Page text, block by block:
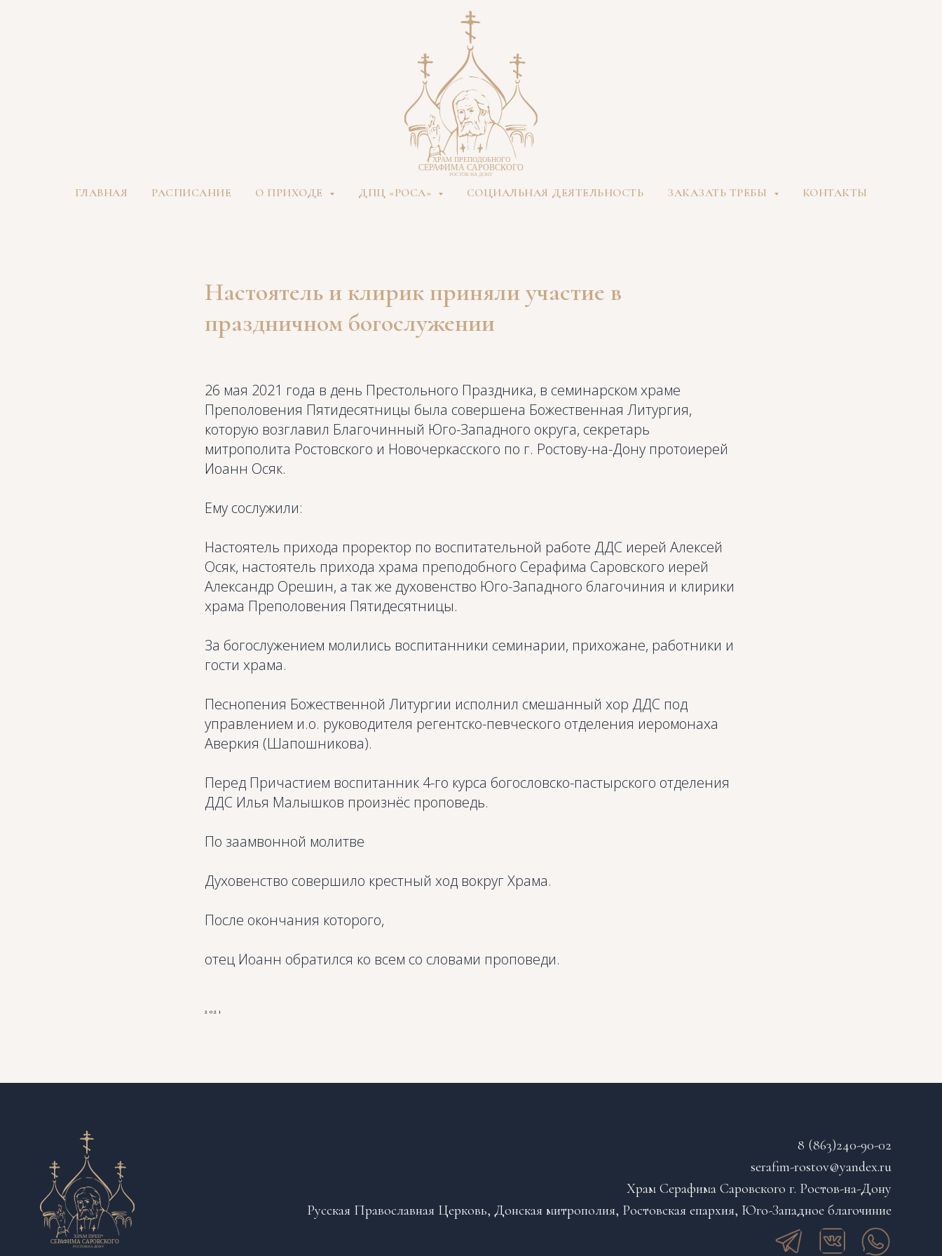
ГЛАВНАЯ РАСПИСАНИЕ О ПРИХОДЕ ДПЦ «РОСА» СОЦИАЛЬНАЯ ДЕЯТЕЛЬНОСТЬ ЗАКАЗАТЬ ТРЕБЫ КОНТАКТЫ
Настоятель и клирик приняли участие в
праздничном богослужении
26 мая 2021 года в день Престольного Праздника, в семинарском храме
Преполовения Пятидесятницы была совершена Божественная Литургия,
которую возглавил Благочинный Юго-Западного округа, секретарь
митрополита Ростовского и Новочеркасского по г. Ростову-на-Дону протоиерей
Иоанн Осяк.
Ему сослужили:
Настоятель прихода проректор по воспитательной работе ДДС иерей Алексей
Осяк, настоятель прихода храма преподобного Серафима Саровского иерей
Александр Орешин, а так же духовенство Юго-Западного благочиния и клирики
храма Преполовения Пятидесятницы.
За богослужением молились воспитанники семинарии, прихожане, работники и
гости храма.
Песнопения Божественной Литургии исполнил смешанный хор ДДС под
управлением и.о. руководителя регентско-певческого отделения иеромонаха
Аверкия (Шапошникова).
Перед Причастием воспитанник 4-го курса богословско-пастырского отделения
ДДС Илья Малышков произнёс проповедь.
По заамвонной молитве
Духовенство совершило крестный ход вокруг Храма.
После окончания которого,
отец Иоанн обратился ко всем со словами проповеди.
2021
8 (863)240-90-02
serafim-rostov@yandex.ru
Храм Серафима Саровского г. Ростов-на-Дону
Русская Православная Церковь, Донская митрополия, Ростовская епархия, Юго-Западное благочиние